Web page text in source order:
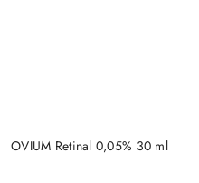
OVIUM Retinal 0,05% 30 ml